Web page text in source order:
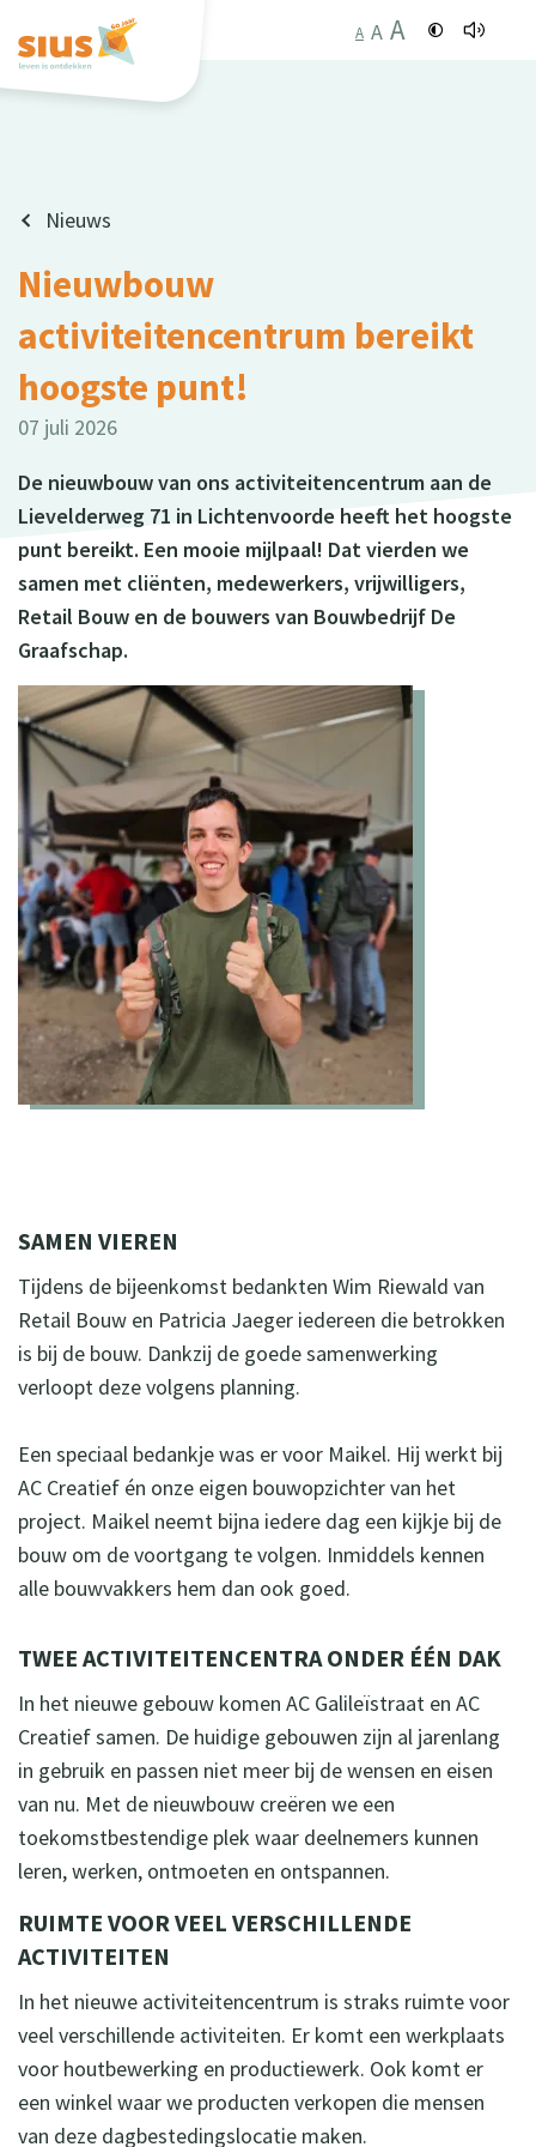
A A A
Nieuws
Nieuwbouw
activiteitencentrum bereikt
hoogste punt!
07 juli 2026
De nieuwbouw van ons activiteitencentrum aan de
Lievelderweg 71 in Lichtenvoorde heeft het hoogste
punt bereikt. Een mooie mijlpaal! Dat vierden we
samen met cliënten, medewerkers, vrijwilligers,
Retail Bouw en de bouwers van Bouwbedrijf De
Graafschap.
SAMEN VIEREN
Tijdens de bijeenkomst bedankten Wim Riewald van
Retail Bouw en Patricia Jaeger iedereen die betrokken
is bij de bouw. Dankzij de goede samenwerking
verloopt deze volgens planning.
Een speciaal bedankje was er voor Maikel. Hij werkt bij
AC Creatief én onze eigen bouwopzichter van het
project. Maikel neemt bijna iedere dag een kijkje bij de
bouw om de voortgang te volgen. Inmiddels kennen
alle bouwvakkers hem dan ook goed.
TWEE ACTIVITEITENCENTRA ONDER ÉÉN DAK
In het nieuwe gebouw komen AC Galileïstraat en AC
Creatief samen. De huidige gebouwen zijn al jarenlang
in gebruik en passen niet meer bij de wensen en eisen
van nu. Met de nieuwbouw creëren we een
toekomstbestendige plek waar deelnemers kunnen
leren, werken, ontmoeten en ontspannen.
RUIMTE VOOR VEEL VERSCHILLENDE
ACTIVITEITEN
In het nieuwe activiteitencentrum is straks ruimte voor
veel verschillende activiteiten. Er komt een werkplaats
voor houtbewerking en productiewerk. Ook komt er
een winkel waar we producten verkopen die mensen
van deze dagbestedingslocatie maken.